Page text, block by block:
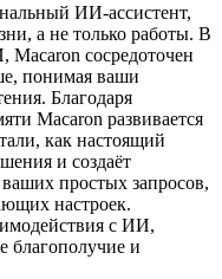
ИИ-ассистент,
а не только работы. В
сосредоточен
понимая ваши
Благодаря
Macaron развивается
как настоящий
и создаёт
простых запросов,
настроек.
с ИИ,
благополучие и